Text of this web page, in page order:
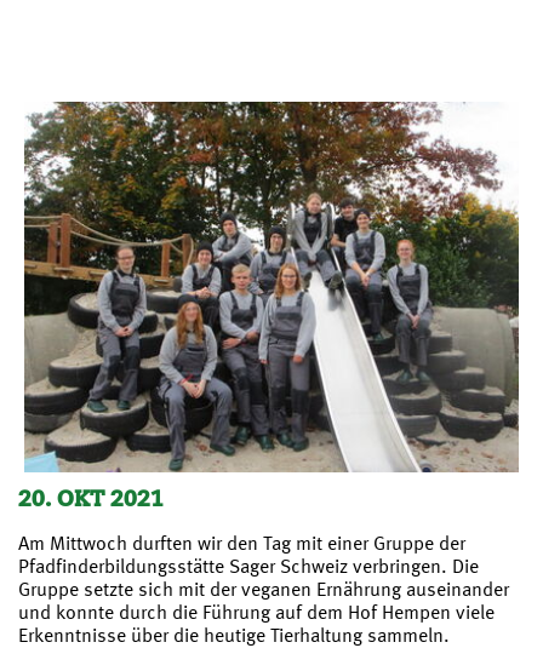
20. OKT 2021
Am Mittwoch durften wir den Tag mit einer Gruppe der
Pfadfinderbildungsstätte Sager Schweiz verbringen. Die
Gruppe setzte sich mit der veganen Ernährung auseinander
und konnte durch die Führung auf dem Hof Hempen viele
Erkenntnisse über die heutige Tierhaltung sammeln.